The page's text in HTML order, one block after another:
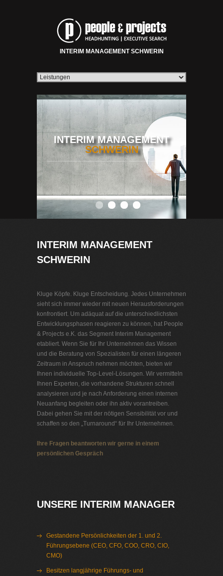
INTERIM MANAGEMENT SCHWERIN
INTERIM MANAGEMENT
SCHWERIN
0
INTERIM MANAGEMENT
SCHWERIN
Kluge Köpfe. Kluge Entscheidung. Jedes Unternehmen
sieht sich immer wieder mit neuen Herausforderungen
konfrontiert. Um adäquat auf die unterschiedlichsten
Entwicklungsphasen reagieren zu können, hat People
& Projects e.K. das Segment Interim Management
etabliert. Wenn Sie für Ihr Unternehmen das Wissen
und die Beratung von Spezialisten für einen längeren
Zeitraum in Anspruch nehmen möchten, bieten wir
Ihnen individuelle Top-Level-Lösungen. Wir vermitteln
Ihnen Experten, die vorhandene Strukturen schnell
analysieren und je nach Anforderung einen internen
Neuanfang begleiten oder ihn aktiv vorantreiben.
Dabei gehen Sie mit der nötigen Sensibilität vor und
schaffen so den „Turnaround“ für Ihr Unternehmen.
Ihre Fragen beantworten wir gerne in einem
persönlichen Gespräch
UNSERE INTERIM MANAGER
Gestandene Persönlichkeiten der 1. und 2.
Führungsebene (CEO, CFO, COO, CRO, CIO,
CMO)
Besitzen langjährige Führungs- und